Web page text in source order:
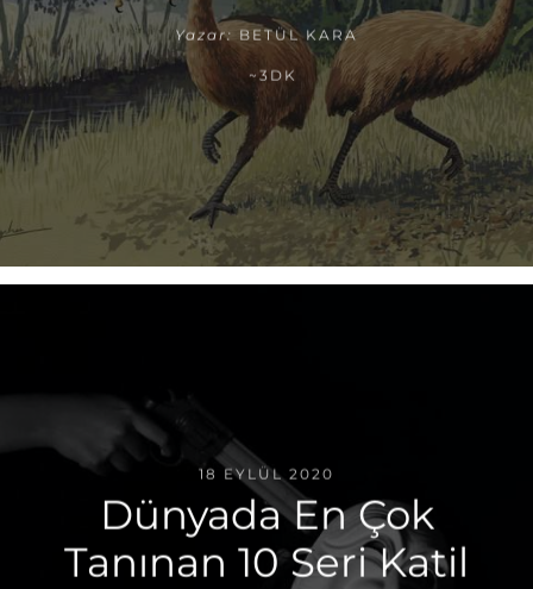
Yazar: BETÜL KARA
~3DK
18 EYLÜL 2020
Dünyada En Çok
Tanınan 10 Seri Katil